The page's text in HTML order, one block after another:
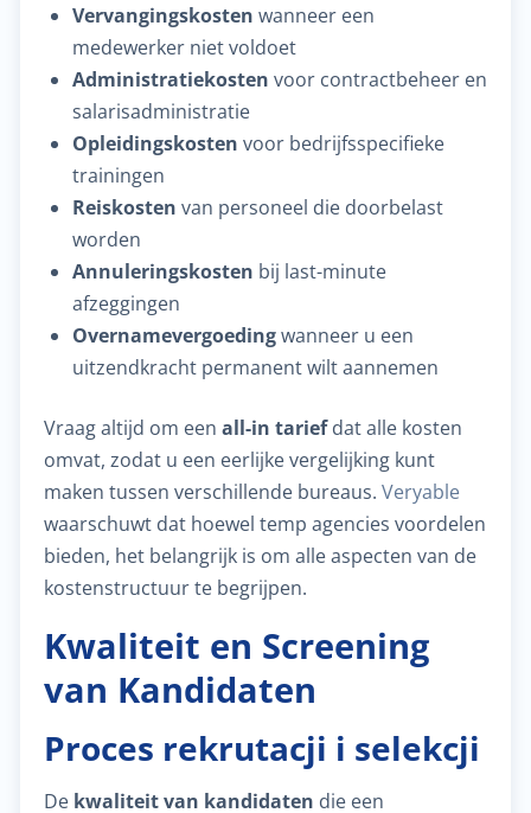
Vervangingskosten wanneer een
medewerker niet voldoet
Administratiekosten voor contractbeheer en
salarisadministratie
Opleidingskosten voor bedrijfsspecifieke
trainingen
Reiskosten van personeel die doorbelast
worden
Annuleringskosten bij last-minute
afzeggingen
Overnamevergoedingwanneer u een
uitzendkracht permanent wilt aannemen
Vraag altijd om een all-in tariefdat alle kosten
omvat, zodat u een eerlijke vergelijking kunt
maken tussen verschillende bureaus. Veryable
waarschuwt dat hoewel temp agencies voordelen
bieden, het belangrijk is om alle aspecten van de
kostenstructuur te begrijpen.
Kwaliteit en Screening
van Kandidaten
Proces rekrutacji i selekcji
De kwaliteit van kandidaten die een